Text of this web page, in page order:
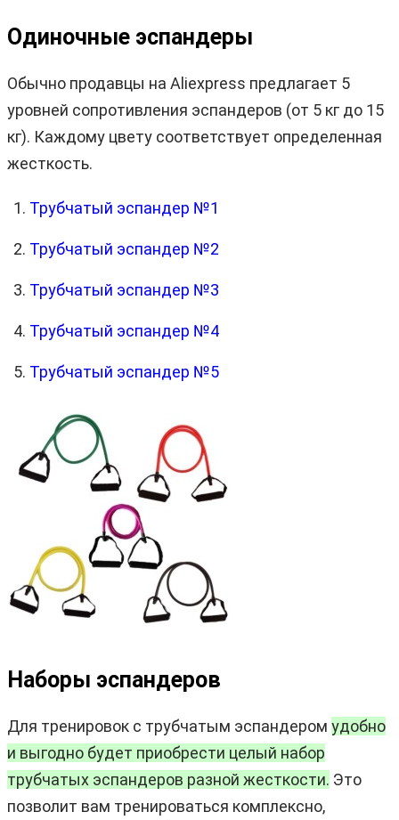
Одиночные эспандеры
Обычно продавцы на Aliexpress предлагает 5
уровней сопротивления эспандеров (от 5 кг до 15
кг). Каждому цвету соответствует определенная
жесткость.
Трубчатый эспандер №1
Трубчатый эспандер №2
Трубчатый эспандер №3
Трубчатый эспандер №4
Трубчатый эспандер №5
Наборы эспандеров
Для тренировок с трубчатым эспандером удобно
и выгодно будет приобрести целый набор
трубчатых эспандеров разной жесткости. Это
позволит вам тренироваться комплексно,